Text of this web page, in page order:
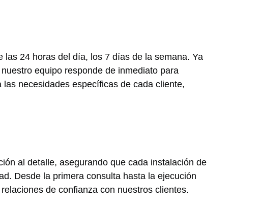
24 horas del día, los 7 días de la semana. Ya
equipo responde de inmediato para
necesidades específicas de cada cliente,
al detalle, asegurando que cada instalación de
Desde la primera consulta hasta la ejecución
de confianza con nuestros clientes.